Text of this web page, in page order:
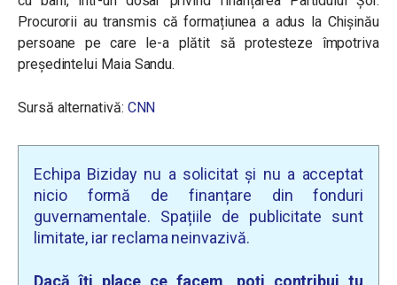
Procurorii au transmis că formațiunea a adus la Chișinău
persoane pe care le-a plătit să protesteze împotriva
președintelui Maia Sandu.
Sursă alternativă: CNN
Echipa Biziday nu a solicitat și nu a acceptat
nicio formă de finanțare din fonduri
guvernamentale. Spațiile de publicitate sunt
limitate, iar reclama neinvazivă.
Dacă îți place ce facem, poți contribui tu